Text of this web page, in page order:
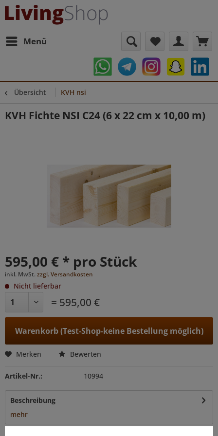
Menü
Übersicht KVH nsi
KVH Fichte NSI C24 (6 x 22 cm x 10,00 m)
595,00 € * pro Stück
inkl. MwSt. zzgl. Versandkosten
Nicht lieferbar
= 595,00 €
Warenkorb (Test-Shop-keine Bestellung möglich)
Merken Bewerten
Artikel-Nr.: 10994
Beschreibung
mehr